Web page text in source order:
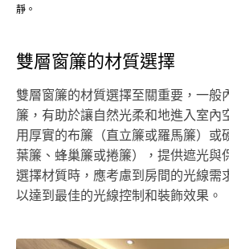
靜。
雙層窗簾的材質選擇
雙層窗簾的材質選擇至關重要，一般
簾，有助於讓自然光柔和地進入室內
用厚實的布簾（直立簾或羅馬簾）或
葉簾、蜂巢簾或捲簾），提供遮光與
選擇材質時，應考慮到房間的光線需
以達到最佳的光線控制和裝飾效果。